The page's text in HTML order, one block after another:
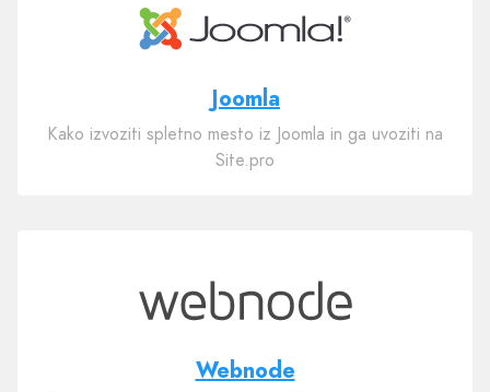
Joomla
Kako izvoziti spletno mesto iz Joomla in ga uvoziti na
Site.pro
Webnode